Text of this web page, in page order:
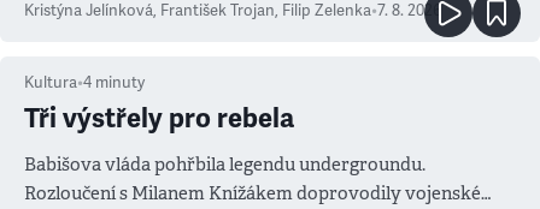
Kristýna Jelínková, František Trojan, Filip Zelenka•7. 8. 2026
Kultura•4 minuty
Tři výstřely pro rebela
Babišova vláda pohřbila legendu undergroundu.
Rozloučení s Milanem Knížákem doprovodily vojenské